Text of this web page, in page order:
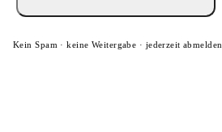
Kein Spam · keine Weitergabe · jederzeit abmelden.